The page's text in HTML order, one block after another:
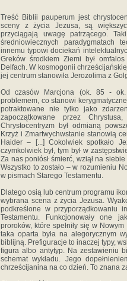
Treść Biblii pauperum jest
sceny z życia Jezusa, są
przyciągają uwagę patrzącego.
średniowiecznych paradygmatach
innemu typowi dociekań
Greków środkiem Ziemi był
Delfach. W kosmogonii
jej centrum stanowiła Jerozolima z
Od czasów Marcjona (ok. 85 - ok.
problemem, co stanowi
potraktowane nie tylko jako
zapoczątkowane przez
Chrystocentryzm był odmianą
Krzyż i Zmartwychwstanie stanowią
Haider – [...] Cokolwiek spotkało
czymkolwiek był, tym był w
Za nas poniósł śmierć, wziął na
Wszystko to zostało – w rozumieniu
w pismach Starego Testamentu.
Dlatego osią lub centrum programu
wybrana scena z życia Jezusa.
podkreślone w przyporządkowaniu
Testamentu. Funkcjonowały one
proroków, które spełniły się w
taka oparta była na alegorycznym
biblijną. Prefiguracje to inaczej typy,
figura albo antytyp. Na zestawieniu
schemat wykładu. Jego
chrześcijanina na co dzień. To znana